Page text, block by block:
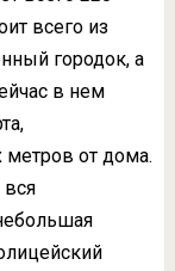
всего из
городок, а
в нем
метров от дома.